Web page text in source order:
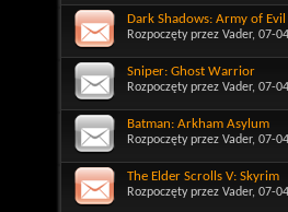
Dark Shadows: Army of Evil
Rozpoczęty przez Vader, 07-
Sniper: Ghost Warrior
Rozpoczęty przez Vader, 07-
Batman: Arkham Asylum
Rozpoczęty przez Vader, 07-
The Elder Scrolls V: Skyrim
Rozpoczęty przez Vader, 07-